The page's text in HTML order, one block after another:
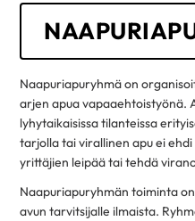
Naapuriapuryhmä on
arjen apua vapaaehtoistyönä.
lyhytaikaisissa tilanteissa
tarjolla tai virallinen apu ei
yrittäjien leipää tai tehdä
Naapuriapuryhmän toiminta
avun tarvitsijalle ilmaista.